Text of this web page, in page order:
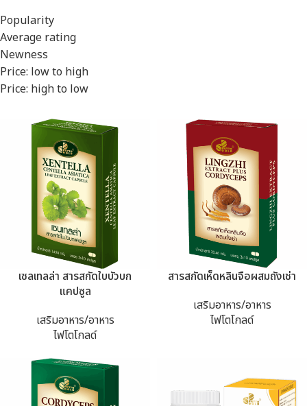
Popularity
Average rating
Newness
Price: low to high
Price: high to low
เซลเทลล่า สารสกัดใบบัวบก
แคปซูล
เสริมอาหาร/อาหาร
ไฟโตโกลด์
สารสกัดเห็ดหลินจือผสมถังเช่า
เสริมอาหาร/อาหาร
ไฟโตโกลด์